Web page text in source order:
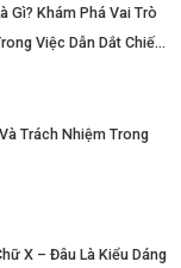
Gì? Khám Phá Vai Trò
Việc Dẫn Dắt Chiến
Trách Nhiệm Trong
X – Đâu Là Kiểu Dáng